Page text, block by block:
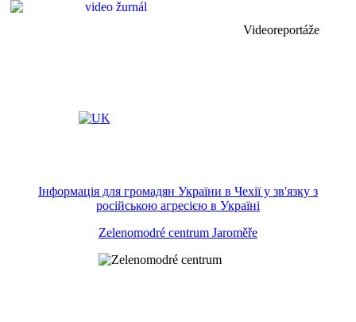
Videoreportáže
Інформація для громадян України в Чехії у зв'язку з
російською агресією в Україні
Zelenomodré centrum Jaroměře